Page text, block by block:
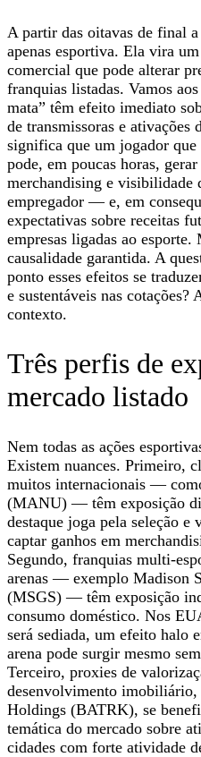
A partir das oitavas de final
apenas esportiva. Ela vira
comercial que pode alterar
franquias listadas. Vamos
mata” têm efeito imediato
de transmissoras e ativações
significa que um jogador
pode, em poucas horas,
merchandising e visibilidade
empregador — e, em
expectativas sobre receitas
empresas ligadas ao esporte.
causalidade garantida. A
ponto esses efeitos se
e sustentáveis nas cotações?
contexto.
Três perfis de
mercado listado
Nem todas as ações
Existem nuances. Primeiro,
muitos internacionais —
(MANU) — têm exposição
destaque joga pela seleção e
captar ganhos em
Segundo, franquias multi-
arenas — exemplo Madison
(MSGS) — têm exposição
consumo doméstico. Nos
será sediada, um efeito halo
arena pode surgir mesmo
Terceiro, proxies de
desenvolvimento
Holdings (BATRK), se
temática do mercado sobre
cidades com forte atividade